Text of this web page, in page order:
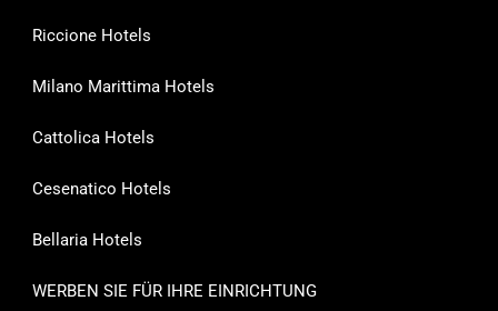
Riccione Hotels
Milano Marittima Hotels
Cattolica Hotels
Cesenatico Hotels
Bellaria Hotels
WERBEN SIE FÜR IHRE EINRICHTUNG